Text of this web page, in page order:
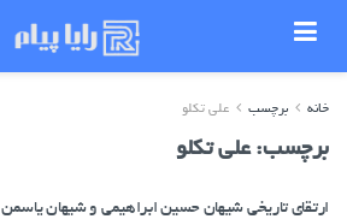
خانه برچسب علی تکلو
برچسب:علی تکلو
ارتقای تاریخی شیهان حسین ابراهیمی و شیهان یاسمن